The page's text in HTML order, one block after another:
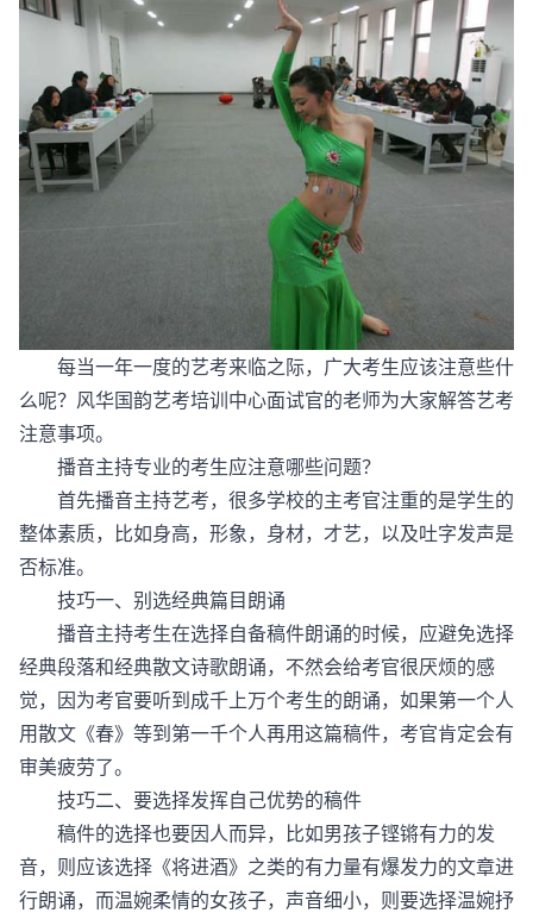
每当一年一度的艺考来临之际，广大考生应该注意些什
么呢？风华国韵艺考培训中心面试官的老师为大家解答艺考
注意事项。
播音主持专业的考生应注意哪些问题？
首先播音主持艺考，很多学校的主考官注重的是学生的
整体素质，比如身高，形象，身材，才艺，以及吐字发声是
否标准。
技巧一、别选经典篇目朗诵
播音主持考生在选择自备稿件朗诵的时候，应避免选择
经典段落和经典散文诗歌朗诵，不然会给考官很厌烦的感
觉，因为考官要听到成千上万个考生的朗诵，如果第一个人
用散文《春》等到第一千个人再用这篇稿件，考官肯定会有
审美疲劳了。
技巧二、要选择发挥自己优势的稿件
稿件的选择也要因人而异，比如男孩子铿锵有力的发
音，则应该选择《将进酒》之类的有力量有爆发力的文章进
行朗诵，而温婉柔情的女孩子，声音细小，则要选择温婉抒